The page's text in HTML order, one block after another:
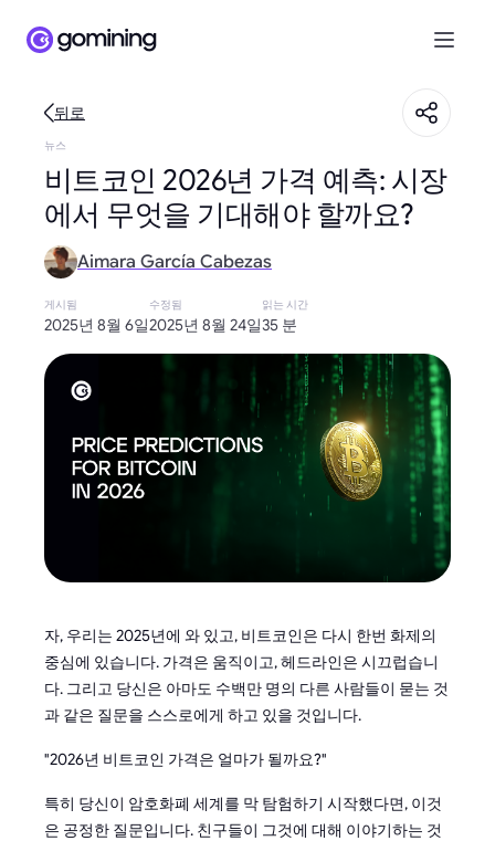
뒤로
뉴스
비트코인 2026년 가격 예측: 시장
에서 무엇을 기대해야 할까요?
Aimara García Cabezas
게시됨
2025년 8월 6일
수정됨
2025년 8월 24일
읽는 시간
35 분
자, 우리는 2025년에 와 있고, 비트코인은 다시 한번 화제의
중심에 있습니다. 가격은 움직이고, 헤드라인은 시끄럽습니
다. 그리고 당신은 아마도 수백만 명의 다른 사람들이 묻는 것
과 같은 질문을 스스로에게 하고 있을 것입니다.
"2026년 비트코인 가격은 얼마가 될까요?"
특히 당신이 암호화폐 세계를 막 탐험하기 시작했다면, 이것
은 공정한 질문입니다. 친구들이 그것에 대해 이야기하는 것